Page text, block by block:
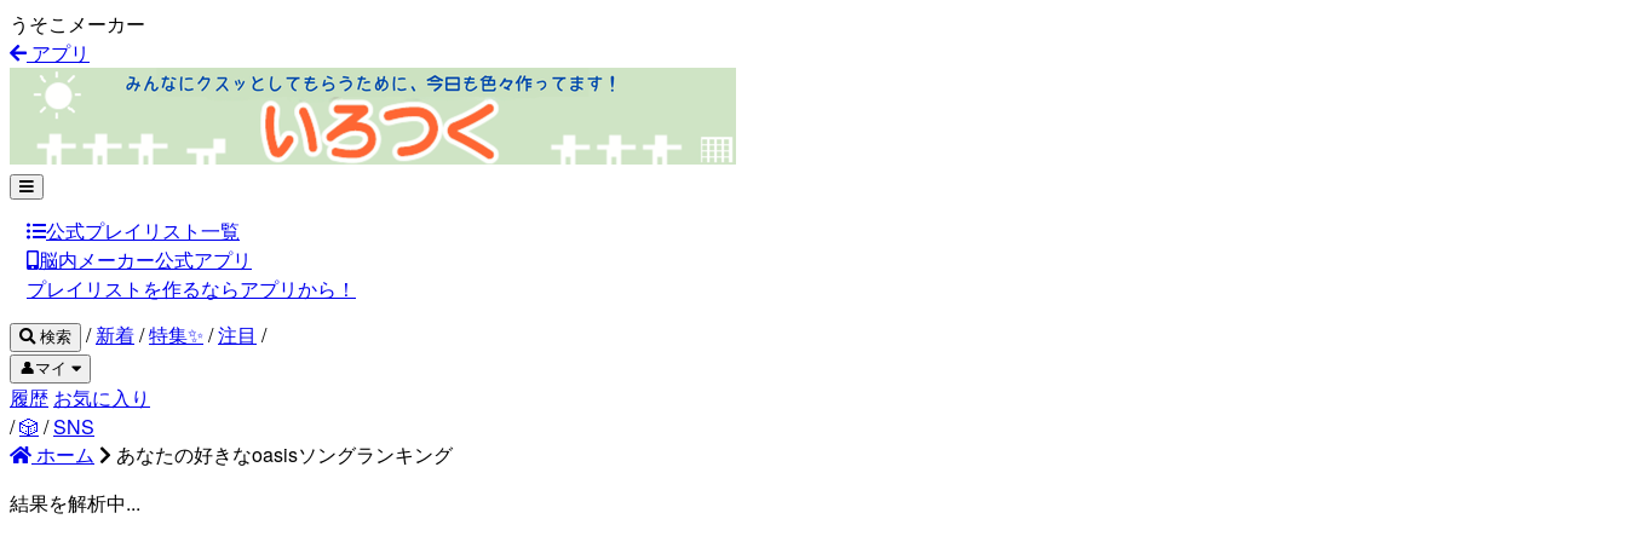
うそこメーカー
アプリ
公式プレイリスト一覧
脳内メーカー公式アプリ
プレイリストを作るならアプリから！
検索 / 新着/特集✨ /注目 /
👤マイ
履歴 お気に入り
/🎲 /SNS
ホーム
あなたの好きなoasisソングランキング
結果を解析中...